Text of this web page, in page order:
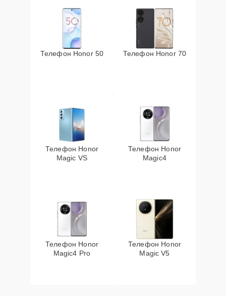
Телефон Honor 50 Телефон Honor 70
Телефон Honor
Magic VS
Телефон Honor
Magic4
Телефон Honor
Magic4 Pro
Телефон Honor
Magic V5